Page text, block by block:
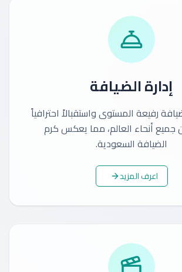
إدارة الضيافة
رفيعة المستوى واستقبالاً احترافياً
جميع أنحاء العالم، مما يعكس كرم
الضيافة السعودية.
اعرف المزيد